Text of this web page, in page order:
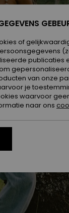
of
publicaties
van onze
je
waarvoor
naar ons